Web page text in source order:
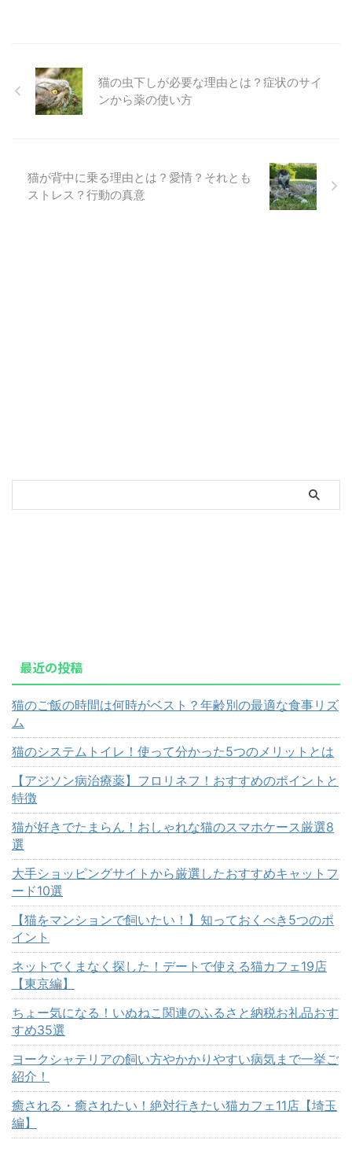
猫の虫下しが必要な理由とは？症状のサイ
ンから薬の使い方
猫が背中に乗る理由とは？愛情？それとも
ストレス？行動の真意
最近の投稿
猫のご飯の時間は何時がベスト？年齢別の最適な食事リズ
ム
猫のシステムトイレ！使って分かった5つのメリットとは
【アジソン病治療薬】フロリネフ！おすすめのポイントと
特徴
猫が好きでたまらん！おしゃれな猫のスマホケース厳選8
選
大手ショッピングサイトから厳選したおすすめキャットフ
ード10選
【猫をマンションで飼いたい！】知っておくべき5つのポ
イント
ネットでくまなく探した！デートで使える猫カフェ19店
【東京編】
ちょー気になる！いぬねこ関連のふるさと納税お礼品おす
すめ35選
ヨークシャテリアの飼い方やかかりやすい病気まで一挙ご
紹介！
癒される・癒されたい！絶対行きたい猫カフェ11店【埼玉
編】